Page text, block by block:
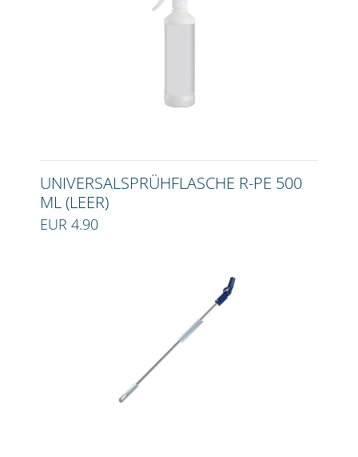
UNIVERSALSPRÜHFLASCHE R-PE 500
ML (LEER)
EUR 4.90